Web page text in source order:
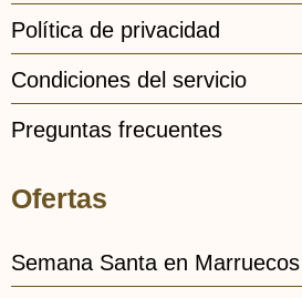
Política de privacidad
Condiciones del servicio
Preguntas frecuentes
Ofertas
Semana Santa en Marruecos